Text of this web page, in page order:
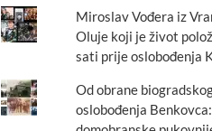
Miroslav Vođera iz
Oluje koji je život
sati prije oslobođenja
Od obrane
oslobođenja